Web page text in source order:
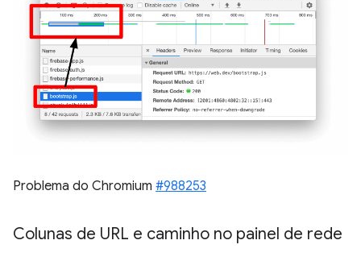
Problema do Chromium #988253
Colunas de URL e caminho no painel de rede